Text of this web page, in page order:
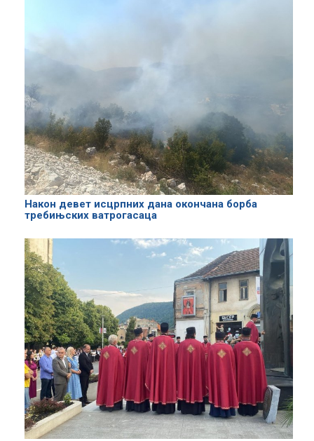
Након девет исцрпних дана окончана борба
требињских ватрогасаца